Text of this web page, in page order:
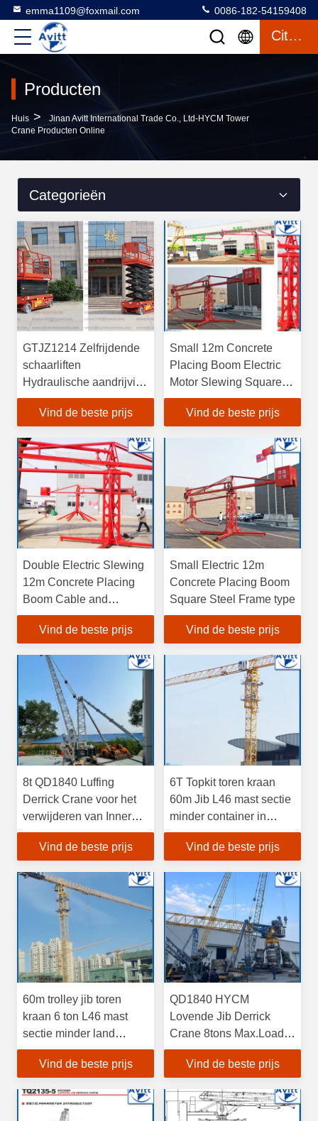
emma1109@foxmail.com 0086-182-54159408
Citaat
Producten
Huis >
Jinan Avitt International Trade Co., Ltd-HYCM Tower
Crane Producten Online
Categorieën
GTJZ1214 Zelfrijdende
schaarliften
Hydraulische aandrijving
Veilig werkplatform
Vind de beste prijs
Small 12m Concrete
Placing Boom Electric
Motor Slewing Square
Steel Frame
Vind de beste prijs
Double Electric Slewing
12m Concrete Placing
Boom Cable and
Remote Control
Vind de beste prijs
Small Electric 12m
Concrete Placing Boom
Square Steel Frame type
Vind de beste prijs
8t QD1840 Luffing
Derrick Crane voor het
verwijderen van Inner
Climbing Tower Crane in
IndiaVind de beste prijs
6T Topkit toren kraan
60m Jib L46 mast sectie
minder container in
Tadzjikistan
Vind de beste prijs
60m trolley jib toren
kraan 6 ton L46 mast
sectie minder land
heffing In Turkmenistan
Vind de beste prijs
QD1840 HYCM
Lovende Jib Derrick
Crane 8tons Max.Load
18m Boom Lange Jib
Vind de beste prijs